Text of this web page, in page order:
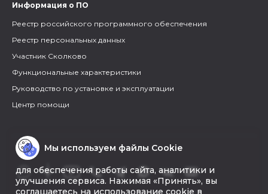
Информация о ПО
Реестр российского программного обеспечения
Реестр персональных данных
Участник Сколково
Функциональные характеристики
Руководство по установке и эксплуатации
Центр помощи
Мы используем файлы Cookie
для обеспечения работы сайта, аналитики и
улучшения сервиса. Нажимая «Принять», вы
соглашаетесь на использование cookie в